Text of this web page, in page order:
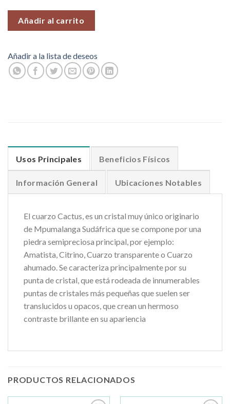
Añadir al carrito
Añadir a la lista de deseos
Usos Principales Beneficios Físicos
Información General Ubicaciones Notables
El cuarzo Cactus, es un cristal muy único originario
de Mpumalanga Sudáfrica que se compone por una
piedra semipreciosa principal, por ejemplo:
Amatista, Citrino, Cuarzo transparente o Cuarzo
ahumado. Se caracteriza principalmente por su
punta de cristal, que está rodeada de innumerables
puntas de cristales más pequeñas que suelen ser
translucidos u opacos, que crean un hermoso
contraste brillante en su apariencia
PRODUCTOS RELACIONADOS